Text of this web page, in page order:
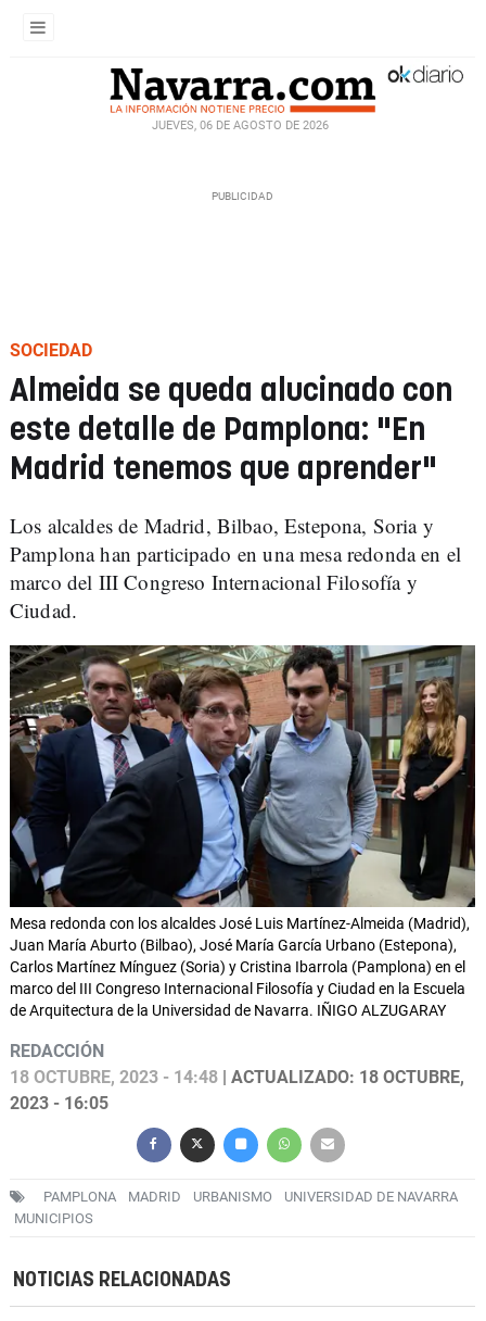
JUEVES, 06 DE AGOSTO DE 2026
SOCIEDAD
Almeida se queda alucinado con
este detalle de Pamplona: "En
Madrid tenemos que aprender"
Los alcaldes de Madrid, Bilbao, Estepona, Soria y
Pamplona han participado en una mesa redonda en el
marco del III Congreso Internacional Filosofía y
Ciudad.
Mesa redonda con los alcaldes José Luis Martínez-Almeida (Madrid),
Juan María Aburto (Bilbao), José María García Urbano (Estepona),
Carlos Martínez Mínguez (Soria) y Cristina Ibarrola (Pamplona) en el
marco del III Congreso Internacional Filosofía y Ciudad en la Escuela
de Arquitectura de la Universidad de Navarra. IÑIGO ALZUGARAY
REDACCIÓN
18 OCTUBRE, 2023 - 14:48 | ACTUALIZADO: 18 OCTUBRE,
2023 - 16:05
PAMPLONA MADRID URBANISMO
UNIVERSIDAD DE NAVARRA
MUNICIPIOS
NOTICIAS RELACIONADAS